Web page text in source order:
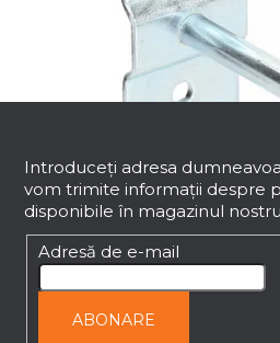
Cârlig L50
Livrare
Introduceţi adresa
vom trimite informaţii despre
disponibile în magazinul
Adresă de e-mail
ABONARE